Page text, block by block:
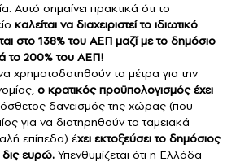
Αυτό σημαίνει πρακτικά ότι το
καλείται να διαχειριστεί το ιδιωτικό
στο 138% του ΑΕΠ μαζί με το δημόσιο
το 200% του ΑΕΠ!
χρηματοδοτηθούν τα μέτρα για την
ο κρατικός προϋπολογισμός έχει
δανεισμός της χώρας (που
για να διατηρηθούν τα ταμειακά
επίπεδα) έχει εκτοξεύσει το δημόσιος
ευρώ. Υπενθυμίζεται ότι η Ελλάδα